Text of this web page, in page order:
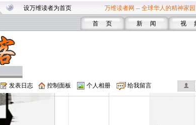
设万维读者为首页 万维读者网 -- 全球华人的精神家园
首 页 新 闻 视
发表日志 控制面板 个人相册 给我留言